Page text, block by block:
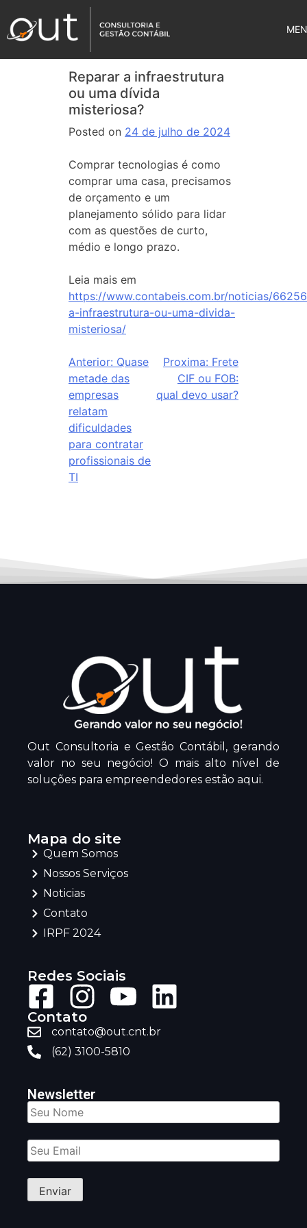
Reparar a infraestrutura
ou uma dívida
misteriosa?
Posted on 24 de julho de 2024
Comprar tecnologias é como
comprar uma casa, precisamos
de orçamento e um
planejamento sólido para lidar
com as questões de curto,
médio e longo prazo.
Leia mais em
https://www.contabeis.com.br/noticias/
a-infraestrutura-ou-uma-divida-
misteriosa/
Anterior: Quase
metade das
empresas
relatam
dificuldades
para contratar
profissionais de
TI
Proxima: Frete
CIF ou FOB:
qual devo usar?
Out Consultoria e Gestão Contábil, gerando
valor no seu negócio! O mais alto nível de
soluções para empreendedores estão aqui.
Mapa do site
Quem Somos
Nossos Serviços
Noticias
Contato
IRPF 2024
Redes Sociais
Contato
contato@out.cnt.br
(62) 3100-5810
Newsletter